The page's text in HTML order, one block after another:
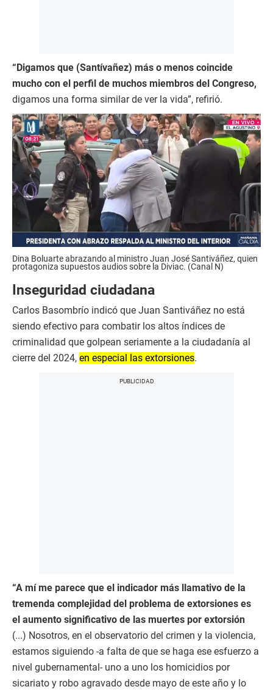
“Digamos que (Santívañez) más o menos coincide
mucho con el perfil de muchos miembros del Congreso,
digamos una forma similar de ver la vida”, refirió.
Dina Boluarte abrazando al ministro Juan José Santiváñez, quien
protagoniza supuestos audios sobre la Diviac. (Canal N)
Inseguridad ciudadana
Carlos Basombrío indicó que Juan Santiváñez no está
siendo efectivo para combatir los altos índices de
criminalidad que golpean seriamente a la ciudadanía al
cierre del 2024, en especial las extorsiones.
“A mí me parece que el indicador más llamativo de la
tremenda complejidad del problema de extorsiones es
el aumento significativo de las muertes por extorsión
(...) Nosotros, en el observatorio del crimen y la violencia,
estamos siguiendo -a falta de que se haga ese esfuerzo a
nivel gubernamental- uno a uno los homicidios por
sicariato y robo agravado desde mayo de este año y lo